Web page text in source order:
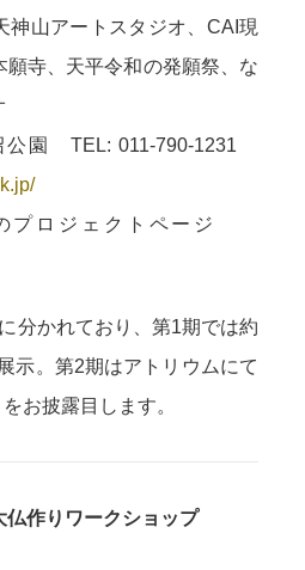
神山アートスタジオ、CAI現
願寺、天平令和の発願祭、な
公園 TEL: 011-790-1231
のプロジェクトページ
分かれており、第1期では約
示。第2期はアトリウムにて
お披露目します。
仏作りワークショップ